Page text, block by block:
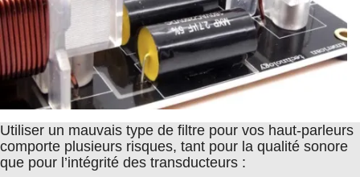
Utiliser un mauvais type de filtre pour vos haut-parleurs
comporte plusieurs risques, tant pour la qualité sonore
que pour l’intégrité des transducteurs :